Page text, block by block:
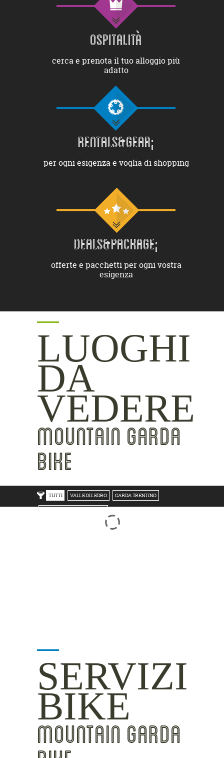
OSPITALITÀ
cerca e prenota il tuo alloggio più
adatto
RENTALS&GEAR;
per ogni esigenza e voglia di shopping
DEALS&PACKAGE;
offerte e pacchetti per ogni vostra
esigenza
LUOGHI
DA
VEDERE
MOUNTAIN GARDA
BIKE
TUTTI VALLE DI LEDRO GARDA TRENTINO
ROVERETO M.BALDO V/GRESTA
SERVIZI
BIKE
MOUNTAIN GARDA